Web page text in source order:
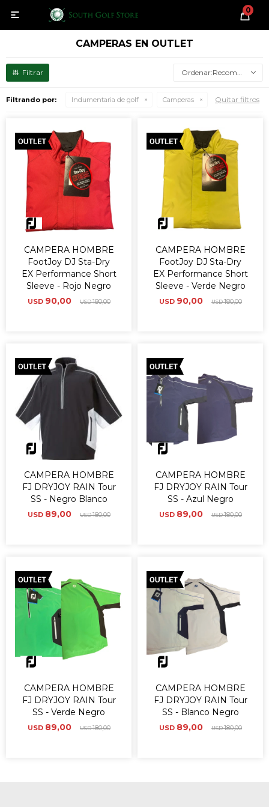
0

CAMPERAS EN OUTLET
Recomendados
Filtrando por: Indumentaria de golf Camperas Quitar filtros
CAMPERA HOMBRE
FootJoy DJ Sta-Dry
EX Performance Short
Sleeve - Rojo Negro
USD 90,00 USD180,00
CAMPERA HOMBRE
FootJoy DJ Sta-Dry
EX Performance Short
Sleeve - Verde Negro
USD 90,00 USD180,00
CAMPERA HOMBRE
FJ DRYJOY RAIN Tour
SS - Negro Blanco
USD 89,00 USD180,00
CAMPERA HOMBRE
FJ DRYJOY RAIN Tour
SS - Azul Negro
USD 89,00 USD180,00
CAMPERA HOMBRE
FJ DRYJOY RAIN Tour
SS - Verde Negro
USD 89,00 USD180,00
CAMPERA HOMBRE
FJ DRYJOY RAIN Tour
SS - Blanco Negro
USD 89,00 USD180,00